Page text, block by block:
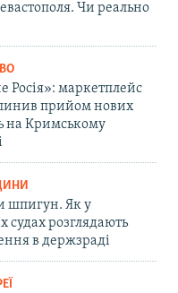
Чи реально
Росія»: маркетплейс
прийом нових
на Кримському
шпигун. Як у
судах розглядають
в держзраді